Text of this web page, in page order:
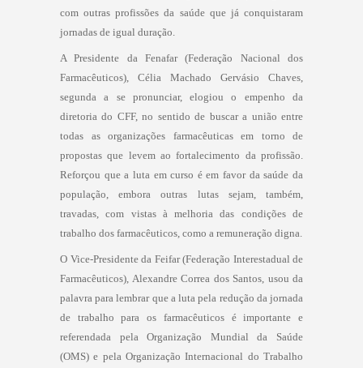
com outras profissões da saúde que já conquistaram
jornadas de igual duração.
A Presidente da Fenafar (Federação Nacional dos
Farmacêuticos), Célia Machado Gervásio Chaves,
segunda a se pronunciar, elogiou o empenho da
diretoria do CFF, no sentido de buscar a união entre
todas as organizações farmacêuticas em torno de
propostas que levem ao fortalecimento da profissão.
Reforçou que a luta em curso é em favor da saúde da
população, embora outras lutas sejam, também,
travadas, com vistas à melhoria das condições de
trabalho dos farmacêuticos, como a remuneração digna.
O Vice-Presidente da Feifar (Federação Interestadual de
Farmacêuticos), Alexandre Correa dos Santos, usou da
palavra para lembrar que a luta pela redução da jornada
de trabalho para os farmacêuticos é importante e
referendada pela Organização Mundial da Saúde
(OMS) e pela Organização Internacional do Trabalho